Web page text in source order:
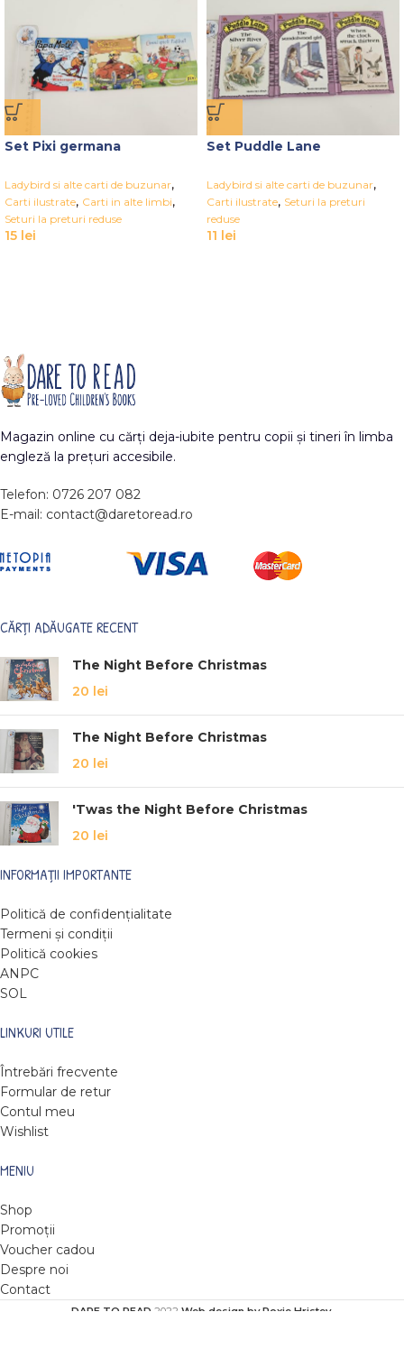
Set Pixi germana
Ladybird si alte carti de buzunar,
Carti ilustrate, Carti in alte limbi,
Seturi la preturi reduse
15 lei
Set Puddle Lane
Ladybird si alte carti de buzunar,
Carti ilustrate, Seturi la preturi
reduse
11 lei
Magazin online cu cărți deja-iubite pentru copii și tineri în limba
engleză la prețuri accesibile.
Telefon: 0726 207 082
E-mail: contact@daretoread.ro
CĂRȚI ADĂUGATE RECENT
The Night Before Christmas
20 lei
The Night Before Christmas
20 lei
'Twas the Night Before Christmas
20 lei
INFORMAȚII IMPORTANTE
Politică de confidențialitate
Termeni și condiții
Politică cookies
ANPC
SOL
LINKURI UTILE
Întrebări frecvente
Formular de retur
Contul meu
Wishlist
MENIU
Shop
Promoții
Voucher cadou
Despre noi
Contact
DARE TO READ 2022 Web design by Roxie Hristev.